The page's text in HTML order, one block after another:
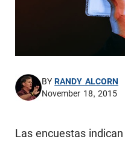
BYRANDY ALCORN
November 18, 2015
Las encuestas